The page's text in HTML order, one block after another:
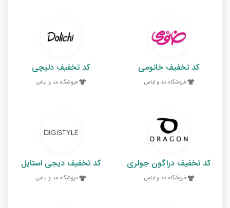
کد تخفیف خانومی
فروشگاه مد و لباس
کد تخفیف دلیچی
فروشگاه مد و لباس
کد تخفیف دراگون جولری
فروشگاه مد و لباس
کد تخفیف دیجی استایل
فروشگاه مد و لباس